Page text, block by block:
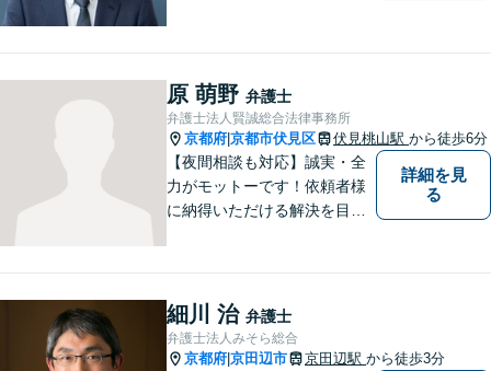
／相続／企業法務など幅広く
対応可能。【休日・夜間対応
可】
原 萌野 弁護士
弁護士法人賢誠総合法律事務所
京都府 京都市伏見区 伏見桃山駅 から徒歩6分
【夜間相談も対応】誠実・全
力がモットーです！依頼者様
に納得いただける解決を目指
詳細を見
る
細川 治 弁護士
弁護士法人みそら総合
京都府 京田辺市 京田辺駅 から徒歩3分